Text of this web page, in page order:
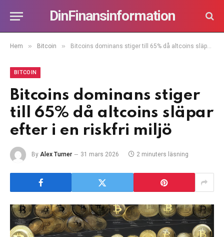
DinFinansinformation
Hem » Bitcoin » Bitcoins dominans stiger till 65% då altcoins släpar efter i en riskfri miljö
BITCOIN
Bitcoins dominans stiger
till 65% då altcoins släpar
efter i en riskfri miljö
By Alex Turner 31 mars 2026 2 minuters läsning